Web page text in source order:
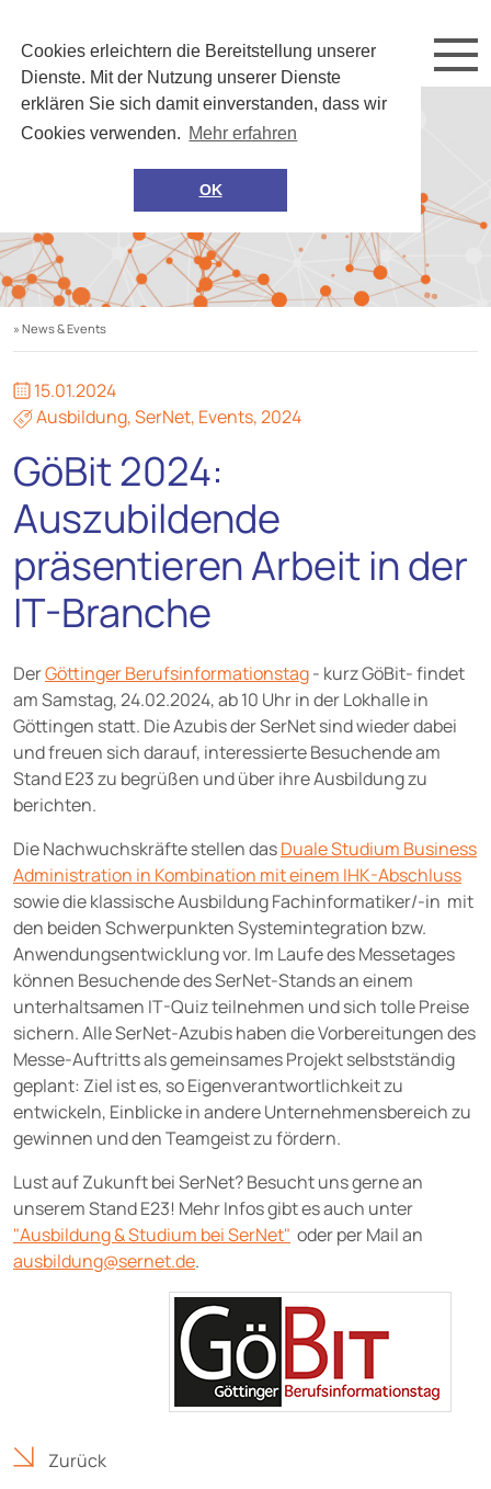
Cookies erleichtern die Bereitstellung unserer
Dienste. Mit der Nutzung unserer Dienste
erklären Sie sich damit einverstanden, dass wir
Cookies verwenden. Mehr erfahren
OK
» News & Events
15.01.2024
Ausbildung,SerNet, Events,2024
GöBit 2024:
Auszubildende
präsentieren Arbeit in der
IT-Branche
DerGöttinger Berufsinformationstag- kurz GöBit- findet
am Samstag, 24.02.2024, ab 10 Uhr in der Lokhalle in
Göttingen statt. Die Azubis der SerNet sind wieder dabei
und freuen sich darauf, interessierte Besuchende am
Stand E23 zu begrüßen und über ihre Ausbildung zu
berichten.
Die Nachwuchskräfte stellen dasDuale Studium Business
Administration in Kombination mit einem IHK-Abschluss
sowie die klassische Ausbildung Fachinformatiker/-in mit
den beiden Schwerpunkten Systemintegration bzw.
Anwendungsentwicklung vor. Im Laufe des Messetages
können Besuchende des SerNet-Stands an einem
unterhaltsamen IT-Quiz teilnehmen und sich tolle Preise
sichern. Alle SerNet-Azubis haben die Vorbereitungen des
Messe-Auftritts als gemeinsames Projekt selbstständig
geplant: Ziel ist es, so Eigenverantwortlichkeit zu
entwickeln, Einblicke in andere Unternehmensbereich zu
gewinnen und den Teamgeist zu fördern.
Lust auf Zukunft bei SerNet? Besucht uns gerne an
unserem Stand E23! Mehr Infos gibt es auch unter
"Ausbildung & Studium bei SerNet" oder per Mail an
ausbildung@sernet.de.
Zurück